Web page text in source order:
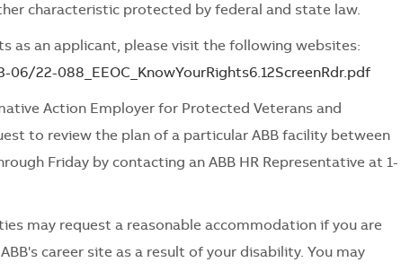
characteristic protected by federal and state law.
as an applicant, please visit the following websites:
22-088_EEOC_KnowYourRights6.12ScreenRdr.pdf
Action Employer for Protected Veterans and
to review the plan of a particular ABB facility between
Friday by contacting an ABB HR Representative at 1-
may request a reasonable accommodation if you are
career site as a result of your disability. You may